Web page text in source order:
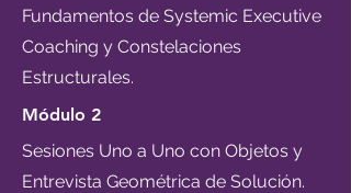
Fundamentos de Systemic Executive
Coaching y Constelaciones
Estructurales.
​Módulo 2
Sesiones Uno a Uno con Objetos y
Entrevista Geométrica de Solución.